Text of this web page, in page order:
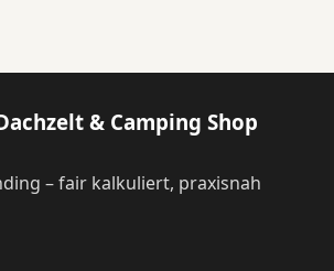
& Camping Shop
– fair kalkuliert, praxisnah